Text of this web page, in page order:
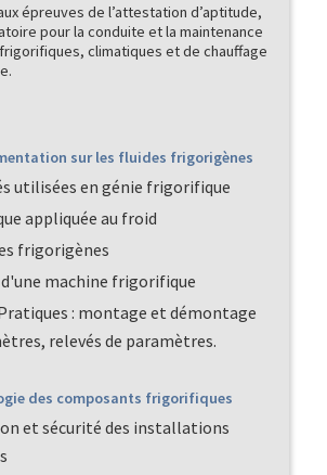
épreuves de l’attestation d’aptitude,
pour la conduite et la maintenance
climatiques et de chauffage
sur les fluides frigorigènes
utilisées en génie frigorifique
appliquée au froid
frigorigènes
machine frigorifique
: montage et démontage
relevés de paramètres.
des composants frigorifiques
et sécurité des installations